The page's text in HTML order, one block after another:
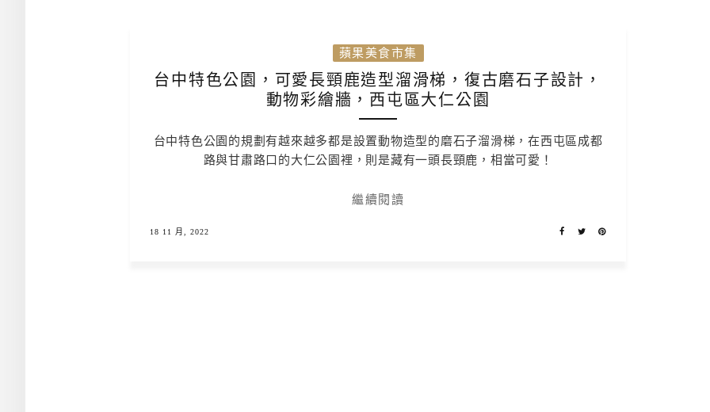
蘋果美食市集
台中特色公園，可愛長頸鹿造型溜滑梯，復古磨石子設計，
動物彩繪牆，西屯區大仁公園
台中特色公園的規劃有越來越多都是設置動物造型的磨石子溜滑梯，在西屯區成都
路與甘肅路口的大仁公園裡，則是藏有一頭長頸鹿，相當可愛！
繼續閱讀
18 11 月, 2022